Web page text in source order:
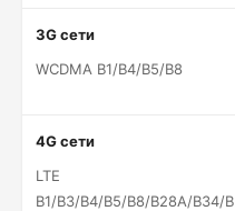
3G сети
WCDMA B1/B4/B5/B8
4G сети
LTE
B1/B3/B4/B5/B8/B28A/B34/B